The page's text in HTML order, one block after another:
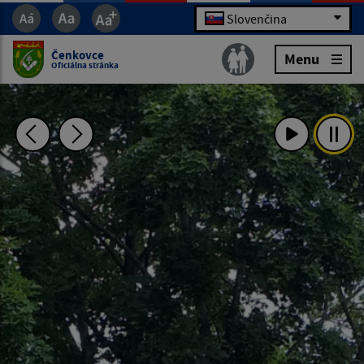
Slovenčina
Čenkovce
Oficiálna stránka Menu